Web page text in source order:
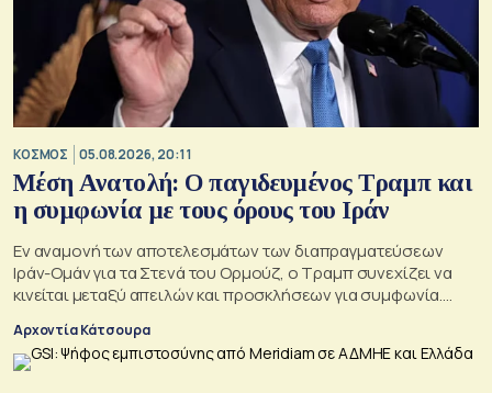
ΚΟΣΜΟΣ 05.08.2026, 20:11
Μέση Ανατολή: Ο παγιδευμένος Τραμπ και
η συμφωνία με τους όρους του Ιράν
Εν αναμονή των αποτελεσμάτων των διαπραγματεύσεων
Ιράν-Ομάν για τα Στενά του Ορμούζ, ο Τραμπ συνεχίζει να
κινείται μεταξύ απειλών και προσκλήσεων για συμφωνία.
Αλλά αυτό που θέλει είναι μακριά από αυτά που συζητούν
Μουσκάτ και Τεχεράνη.
Αρχοντία Κάτσουρα